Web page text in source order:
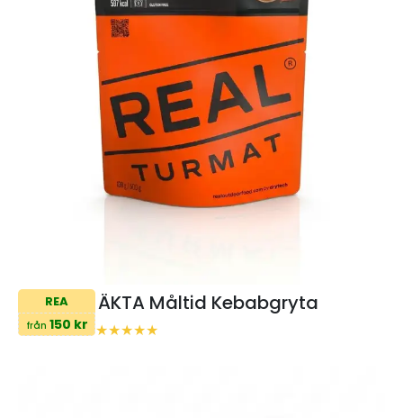
REA
från 150 kr
ÄKTA Måltid Kebabgryta